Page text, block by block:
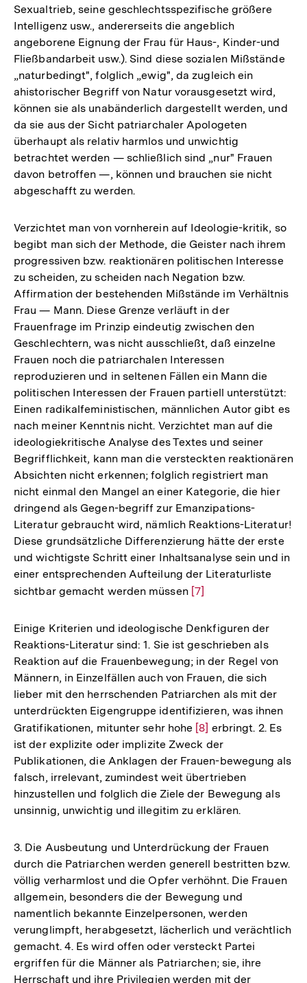
Sexualtrieb, seine geschlechtsspezifische größere
Intelligenz usw., andererseits die angeblich
angeborene Eignung der Frau für Haus-, Kinder-und
Fließbandarbeit usw.). Sind diese sozialen Mißstände
„naturbedingt", folglich „ewig", da zugleich ein
ahistorischer Begriff von Natur vorausgesetzt wird,
können sie als unabänderlich dargestellt werden, und
da sie aus der Sicht patriarchaler Apologeten
überhaupt als relativ harmlos und unwichtig
betrachtet werden — schließlich sind „nur" Frauen
davon betroffen —, können und brauchen sie nicht
abgeschafft zu werden.
Verzichtet man von vornherein auf Ideologie-kritik, so
begibt man sich der Methode, die Geister nach ihrem
progressiven bzw. reaktionären politischen Interesse
zu scheiden, zu scheiden nach Negation bzw.
Affirmation der bestehenden Mißstände im Verhältnis
Frau — Mann. Diese Grenze verläuft in der
Frauenfrage im Prinzip eindeutig zwischen den
Geschlechtern, was nicht ausschließt, daß einzelne
Frauen noch die patriarchalen Interessen
reproduzieren und in seltenen Fällen ein Mann die
politischen Interessen der Frauen partiell unterstützt:
Einen radikalfeministischen, männlichen Autor gibt es
nach meiner Kenntnis nicht. Verzichtet man auf die
ideologiekritische Analyse des Textes und seiner
Begrifflichkeit, kann man die versteckten reaktionären
Absichten nicht erkennen; folglich registriert man
nicht einmal den Mangel an einer Kategorie, die hier
dringend als Gegen-begriff zur Emanzipations-
Literatur gebraucht wird, nämlich Reaktions-Literatur!
Diese grundsätzliche Differenzierung hätte der erste
und wichtigste Schritt einer Inhaltsanalyse sein und in
einer entsprechenden Aufteilung der Literaturliste
sichtbar gemacht werden müssen Zur
der
Fußnote
[7]
Einige Kriterien und ideologische Denkfiguren der
Reaktions-Literatur sind: 1. Sie ist geschrieben als
Reaktion auf die Frauenbewegung; in der Regel von
Männern, in Einzelfällen auch von Frauen, die sich
lieber mit den herrschenden Patriarchen als mit der
unterdrückten Eigengruppe identifizieren, was ihnen
Gratifikationen, mitunter sehr hohe Zur
Auflösung
der
Fußnote
[8] erbringt. 2. Es
ist der explizite oder implizite Zweck der
Publikationen, die Anklagen der Frauen-bewegung als
falsch, irrelevant, zumindest weit übertrieben
hinzustellen und folglich die Ziele der Bewegung als
unsinnig, unwichtig und illegitim zu erklären.
3. Die Ausbeutung und Unterdrückung der Frauen
durch die Patriarchen werden generell bestritten bzw.
völlig verharmlost und die Opfer verhöhnt. Die Frauen
allgemein, besonders die der Bewegung und
namentlich bekannte Einzelpersonen, werden
verunglimpft, herabgesetzt, lächerlich und verächtlich
gemacht. 4. Es wird offen oder versteckt Partei
ergriffen für die Männer als Patriarchen; sie, ihre
Herrschaft und ihre Privilegien werden mit der